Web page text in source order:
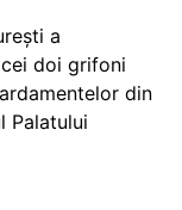
a
doi grifoni
din
Palatului